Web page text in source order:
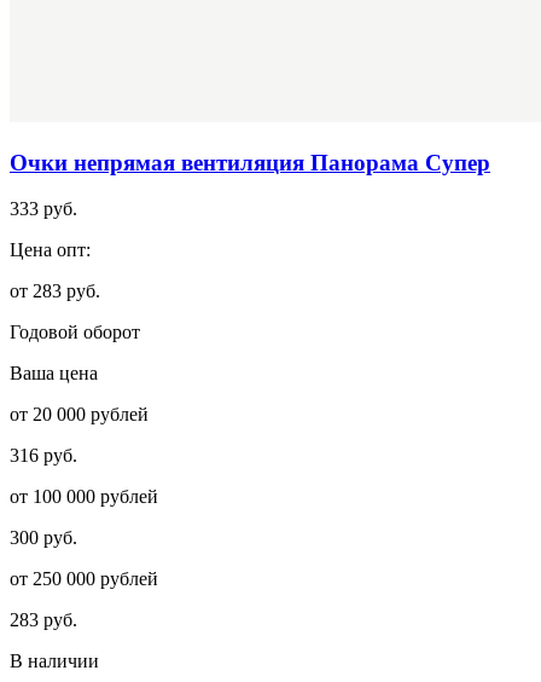
Очки непрямая вентиляция Панорама Супер
333 руб.
Цена опт:
от 283 руб.
Годовой оборот
Ваша цена
от 20 000 рублей
316 руб.
от 100 000 рублей
300 руб.
от 250 000 рублей
283 руб.
В наличии